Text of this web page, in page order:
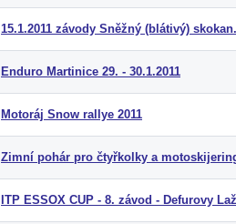
15.1.2011 závody Sněžný (blátivý)
Enduro Martinice 29. - 30.1.2011
Motoráj Snow rallye 2011
Zimní pohár pro čtyřkolky a
ITP ESSOX CUP - 8. závod - Defurovy